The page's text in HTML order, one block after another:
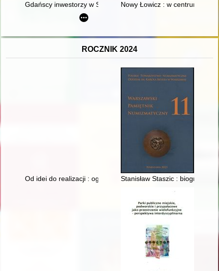
Gdańscy inwestorzy w Sopocie : prestiż finansowy i
Nowy Łowicz : w centrum
ROCZNIK 2024
Od idei do realizacji : ogrody dziecięce im. W. E. Raua w
Stanisław Staszic : biografia